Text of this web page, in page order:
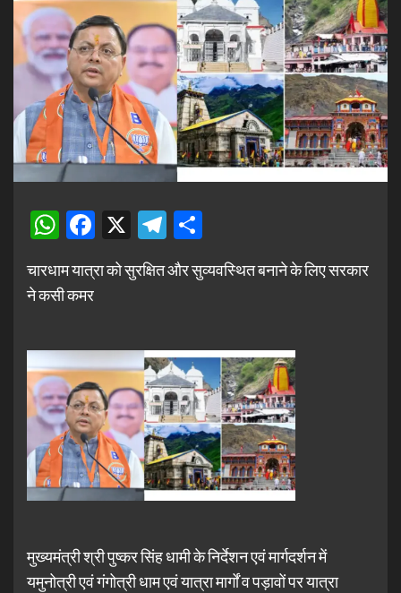
WhatsApp
Facebook
X Telegram
चारधाम यात्रा को सुरक्षित और सुव्यवस्थित बनाने के लिए सरकार
ने कसी कमर
मुख्यमंत्री श्री पुष्कर सिंह धामी के निर्देशन एवं मार्गदर्शन में
यमुनोत्री एवं गंगोत्री धाम एवं यात्रा मार्गों व पड़ावों पर यात्रा